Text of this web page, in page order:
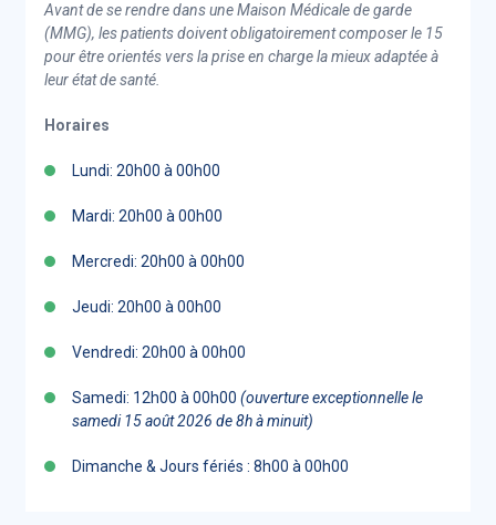
Avant de se rendre dans une Maison Médicale de garde
(MMG), les patients doivent obligatoirement composer le 15
pour être orientés vers la prise en charge la mieux adaptée à
leur état de santé.
Horaires
Lundi: 20h00 à 00h00
Mardi: 20h00 à 00h00
Mercredi: 20h00 à 00h00
Jeudi: 20h00 à 00h00
Vendredi: 20h00 à 00h00
Samedi: 12h00 à 00h00 (ouverture exceptionnelle le
samedi 15 août 2026 de 8h à minuit)
Dimanche & Jours fériés : 8h00 à 00h00